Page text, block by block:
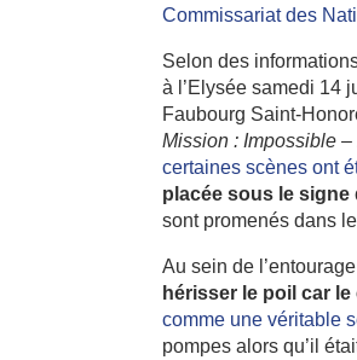
Commissariat des
Selon des
à l’Elysée samedi 14
Faubourg Saint-
Mission : Impossible
certaines scènes ont
placée sous le signe
sont promenés dans
Au sein de
hérisser le poil car
comme une véritable
pompes alors qu’il